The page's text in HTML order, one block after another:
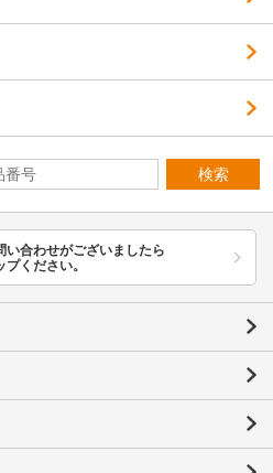
検索
い合わせがございましたら
ください。